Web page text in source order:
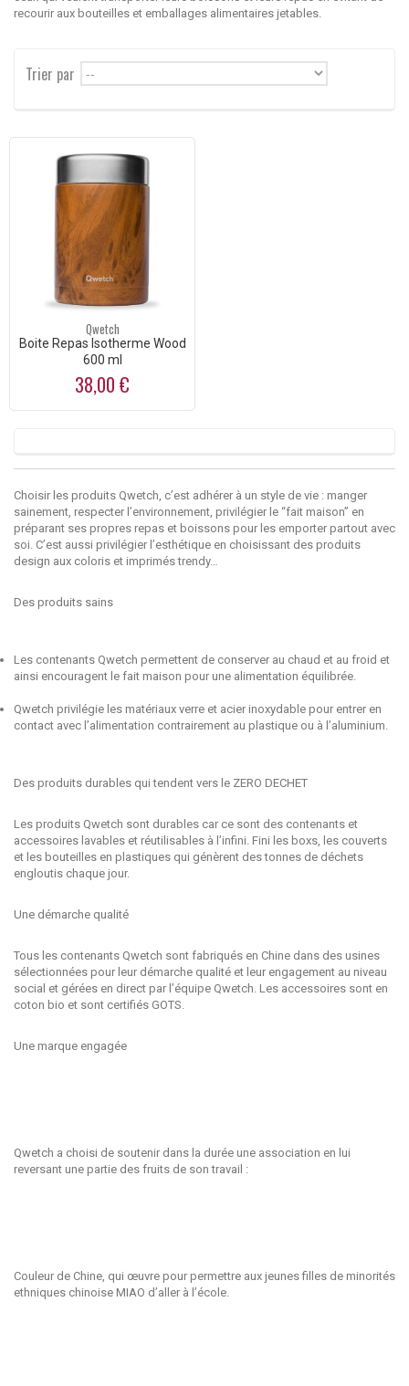
recourir aux bouteilles et emballages alimentaires jetables.
Trier par --
Qwetch
Boite Repas Isotherme Wood
600 ml
38,00 €
Choisir les produits Qwetch, c’est adhérer à un style de vie : manger
sainement, respecter l’environnement, privilégier le “fait maison” en
préparant ses propres repas et boissons pour les emporter partout avec
soi. C’est aussi privilégier l’esthétique en choisissant des produits
design aux coloris et imprimés trendy…
Des produits sains
Les contenants Qwetch permettent de conserver au chaud et au froid et
ainsi encouragent le fait maison pour une alimentation équilibrée.
Qwetch privilégie les matériaux verre et acier inoxydable pour entrer en
contact avec l’alimentation contrairement au plastique ou à l’aluminium.
Des produits durables qui tendent vers le ZERO DECHET
Les produits Qwetch sont durables car ce sont des contenants et
accessoires lavables et réutilisables à l’infini. Fini les boxs, les couverts
et les bouteilles en plastiques qui génèrent des tonnes de déchets
engloutis chaque jour.
Une démarche qualité
Tous les contenants Qwetch sont fabriqués en Chine dans des usines
sélectionnées pour leur démarche qualité et leur engagement au niveau
social et gérées en direct par l’équipe Qwetch. Les accessoires sont en
coton bio et sont certifiés GOTS.
Une marque engagée
Qwetch a choisi de soutenir dans la durée une association en lui
reversant une partie des fruits de son travail :
Couleur de Chine, qui œuvre pour permettre aux jeunes filles de minorités
ethniques chinoise MIAO d’aller à l’école.